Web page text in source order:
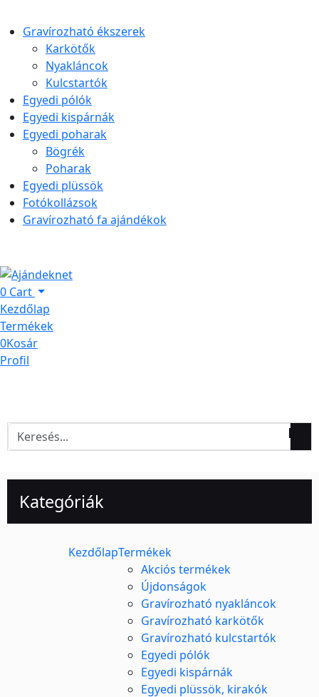
Gravírozható ékszerek
Karkötők
Nyakláncok
Kulcstartók
Egyedi pólók
Egyedi kispárnák
Egyedi poharak
Bögrék
Poharak
Egyedi plüssök
Fotókollázsok
Gravírozható fa ajándékok
0 Cart
Kezdőlap
Termékek
0Kosár
Profil
Kategóriák
KezdőlapTermékek
Akciós termékek
Újdonságok
Gravírozható nyakláncok
Gravírozható karkötők
Gravírozható kulcstartók
Egyedi pólók
Egyedi kispárnák
Egyedi plüssök, kirakók